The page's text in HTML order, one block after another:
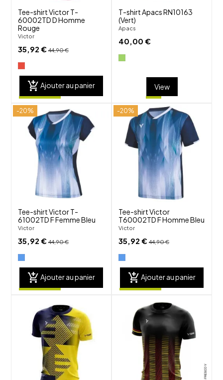
Tee-shirt Victor T-
60002TD D Homme
Rouge
Victor
35,92 €44,90 €
add_shopping_cart Ajouter au panier
T-shirt Apacs RN10163
(Vert)
Apacs
40,00 €
View
-20%
shuffle
Tee-shirt Victor T-
61002TD F Femme Bleu
Victor
35,92 €44,90 €
add_shopping_cart Ajouter au panier
-20%
shuffle
favorite_border
Tee-shirt Victor
T60002TD F Homme Bleu
Victor
35,92 € 44,90 €
add_shopping_cart Ajouter au panier
favorite_border